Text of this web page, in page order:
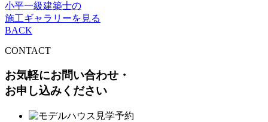
小平一級建築士の
施工ギャラリーを見る
BACK
CONTACT
お気軽にお問い合わせ・
お申し込みください